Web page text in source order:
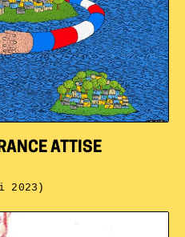
ATTISE
2023)